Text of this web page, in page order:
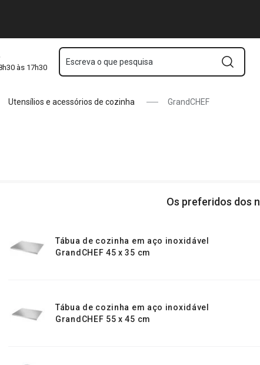
às 17h30
Escreva o que pesquisa
Utensílios e acessórios de cozinha GrandCHEF
Os preferidos dos
Tábua de cozinha em aço inoxidável
GrandCHEF 45 x 35 cm
Tábua de cozinha em aço inoxidável
GrandCHEF 55 x 45 cm